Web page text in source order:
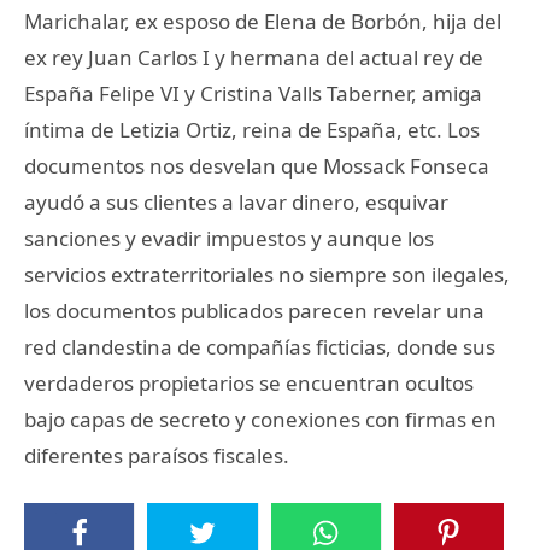
Marichalar, ex esposo de Elena de Borbón, hija del
ex rey Juan Carlos I y hermana del actual rey de
España Felipe VI y Cristina Valls Taberner, amiga
íntima de Letizia Ortiz, reina de España, etc. Los
documentos nos desvelan que Mossack Fonseca
ayudó a sus clientes a lavar dinero, esquivar
sanciones y evadir impuestos y aunque los
servicios extraterritoriales no siempre son ilegales,
los documentos publicados parecen revelar una
red clandestina de compañías ficticias, donde sus
verdaderos propietarios se encuentran ocultos
bajo capas de secreto y conexiones con firmas en
diferentes paraísos fiscales.